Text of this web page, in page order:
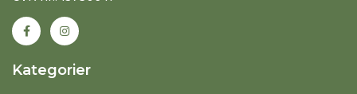
Kategorier